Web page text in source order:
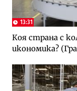
13:31
Коя страна с
икономика?